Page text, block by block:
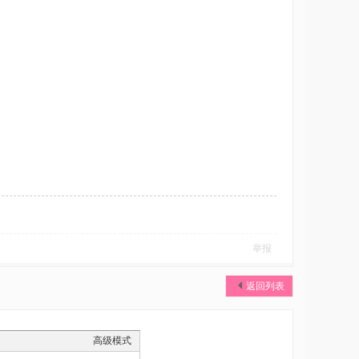
举报
返回列表
高级模式